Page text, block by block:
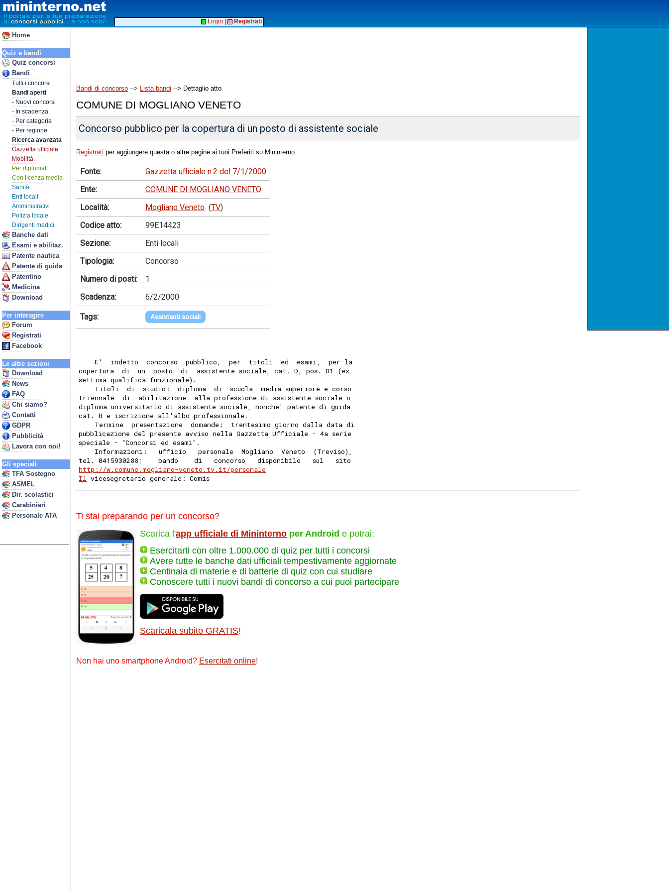
Home
Quiz e bandi
Quiz concorsi
Bandi
Tutti i concorsi
Bandi aperti
- Nuovi concorsi
- In scadenza
- Per categoria
- Per regione
Ricerca avanzata
Gazzetta ufficiale
Mobilità
Per diplomati
Con licenza media
Sanità
Enti locali
Amministrativi
Polizia locale
Dirigenti medici
Banche dati
Esami e abilitaz.
Patente nautica
Patente di guida
Patentino
Medicina
Download
Per interagire
Forum
Registrati
Facebook
Le altre sezioni
Download
News
FAQ
Chi siamo?
Contatti
GDPR
Pubblicità
Lavora con noi!
Gli speciali
TFA Sostegno
ASMEL
Dir. scolastici
Carabinieri
Personale ATA
Login Registrati
Bandi di concorso --> Lista bandi --> Dettaglio atto
COMUNE DI MOGLIANO VENETO
Concorso pubblico per la copertura di un posto di assistente sociale
Registrati per aggiungere questa o altre pagine ai tuoi Preferiti su Mininterno.
Fonte:
Gazzetta ufficiale n.2 del 7/1/2000
Ente:
COMUNE DI MOGLIANO VENETO
Località:
Mogliano Veneto (TV)
Codice atto:
99E14423
Sezione:
Enti locali
Tipologia:
Concorso
Numero di posti:
1
Scadenza:
6/2/2000
Tags: Assistenti sociali
    E'  indetto  concorso  pubblico,  per  titoli  ed  esami,  per la
copertura  di  un  posto  di  assistente sociale, cat. D, pos. D1 (ex
settima qualifica funzionale).
    Titoli  di  studio:  diploma  di  scuola  media superiore e corso
triennale  di  abilitazione  alla professione di assistente sociale o
diploma universitario di assistente sociale, nonche' patente di guida
cat. B e iscrizione all'albo professionale.
    Termine  presentazione  domande:  trentesimo giorno dalla data di
pubblicazione del presente avviso nella Gazzetta Ufficiale - 4a serie
speciale - "Concorsi ed esami".
    Informazioni:   ufficio   personale  Mogliano  Veneto  (Treviso),
tel. 0415930288;    bando    di   concorso   disponibile   sul   sito
http://w.comune.mogliano-veneto.tv.it/personale
Il vicesegretario generale: Comis
Ti stai preparando per un concorso?
Scarica l'app ufficiale di Mininterno per Android e potrai:
Esercitarti con oltre 1.000.000 di quiz per tutti i concorsi
Avere tutte le banche dati ufficiali tempestivamente aggiornate
Centinaia di materie e di batterie di quiz con cui studiare
Conoscere tutti i nuovi bandi di concorso a cui puoi partecipare
Scaricala subito GRATIS!
Non hai uno smartphone Android? Esercitati online!